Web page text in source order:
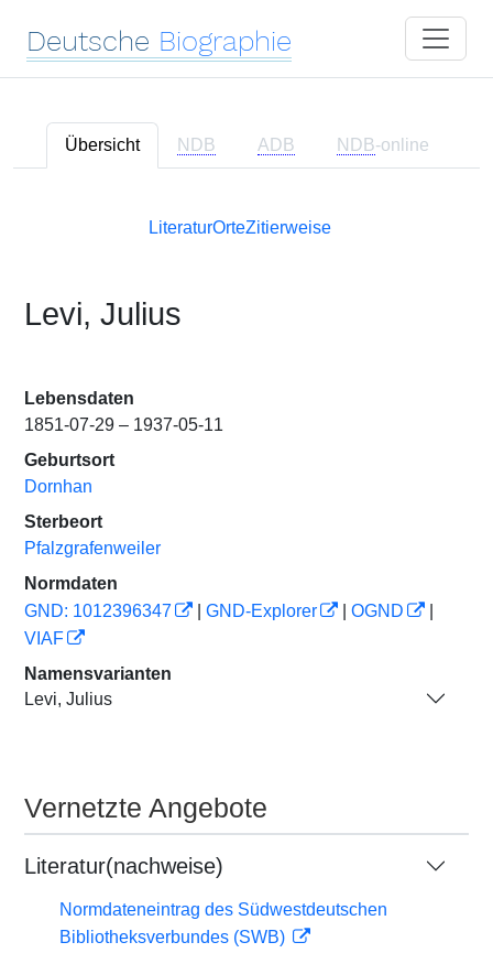
Deutsche Biographie
Übersicht NDB ADB NDB-online
LiteraturOrteZitierweise
Levi, Julius
Lebensdaten
1851-07-29 – 1937-05-11
Geburtsort
Dornhan
Sterbeort
Pfalzgrafenweiler
Normdaten
GND: 1012396347
GND-Explorer OGND
VIAF
Namensvarianten
Levi, Julius
Vernetzte Angebote
Literatur(nachweise)
Normdateneintrag des Südwestdeutschen
Bibliotheksverbundes (SWB)